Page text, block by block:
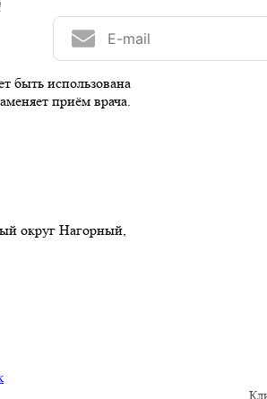
быть использована
приём врача.
округ Нагорный,